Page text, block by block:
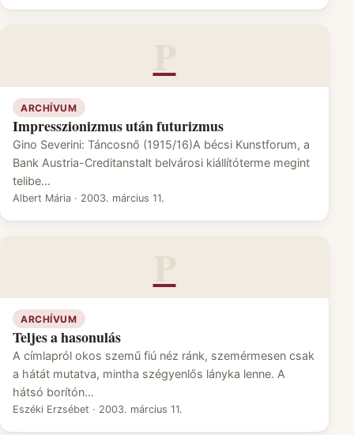
ARCHÍVUM
Impresszionizmus után futurizmus
Gino Severini: Táncosnő (1915/16)A bécsi Kunstforum, a
Bank Austria-Creditanstalt belvárosi kiállítóterme megint
telibe…
Albert Mária · 2003. március 11.
ARCHÍVUM
Teljes a hasonulás
A címlapról okos szemű fiú néz ránk, szemérmesen csak
a hátát mutatva, mintha szégyenlős lányka lenne. A
hátsó borítón…
Eszéki Erzsébet · 2003. március 11.